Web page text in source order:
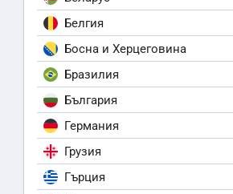
Белгия
Босна и Херцеговина
Бразилия
България
Германия
Грузия
Гърция